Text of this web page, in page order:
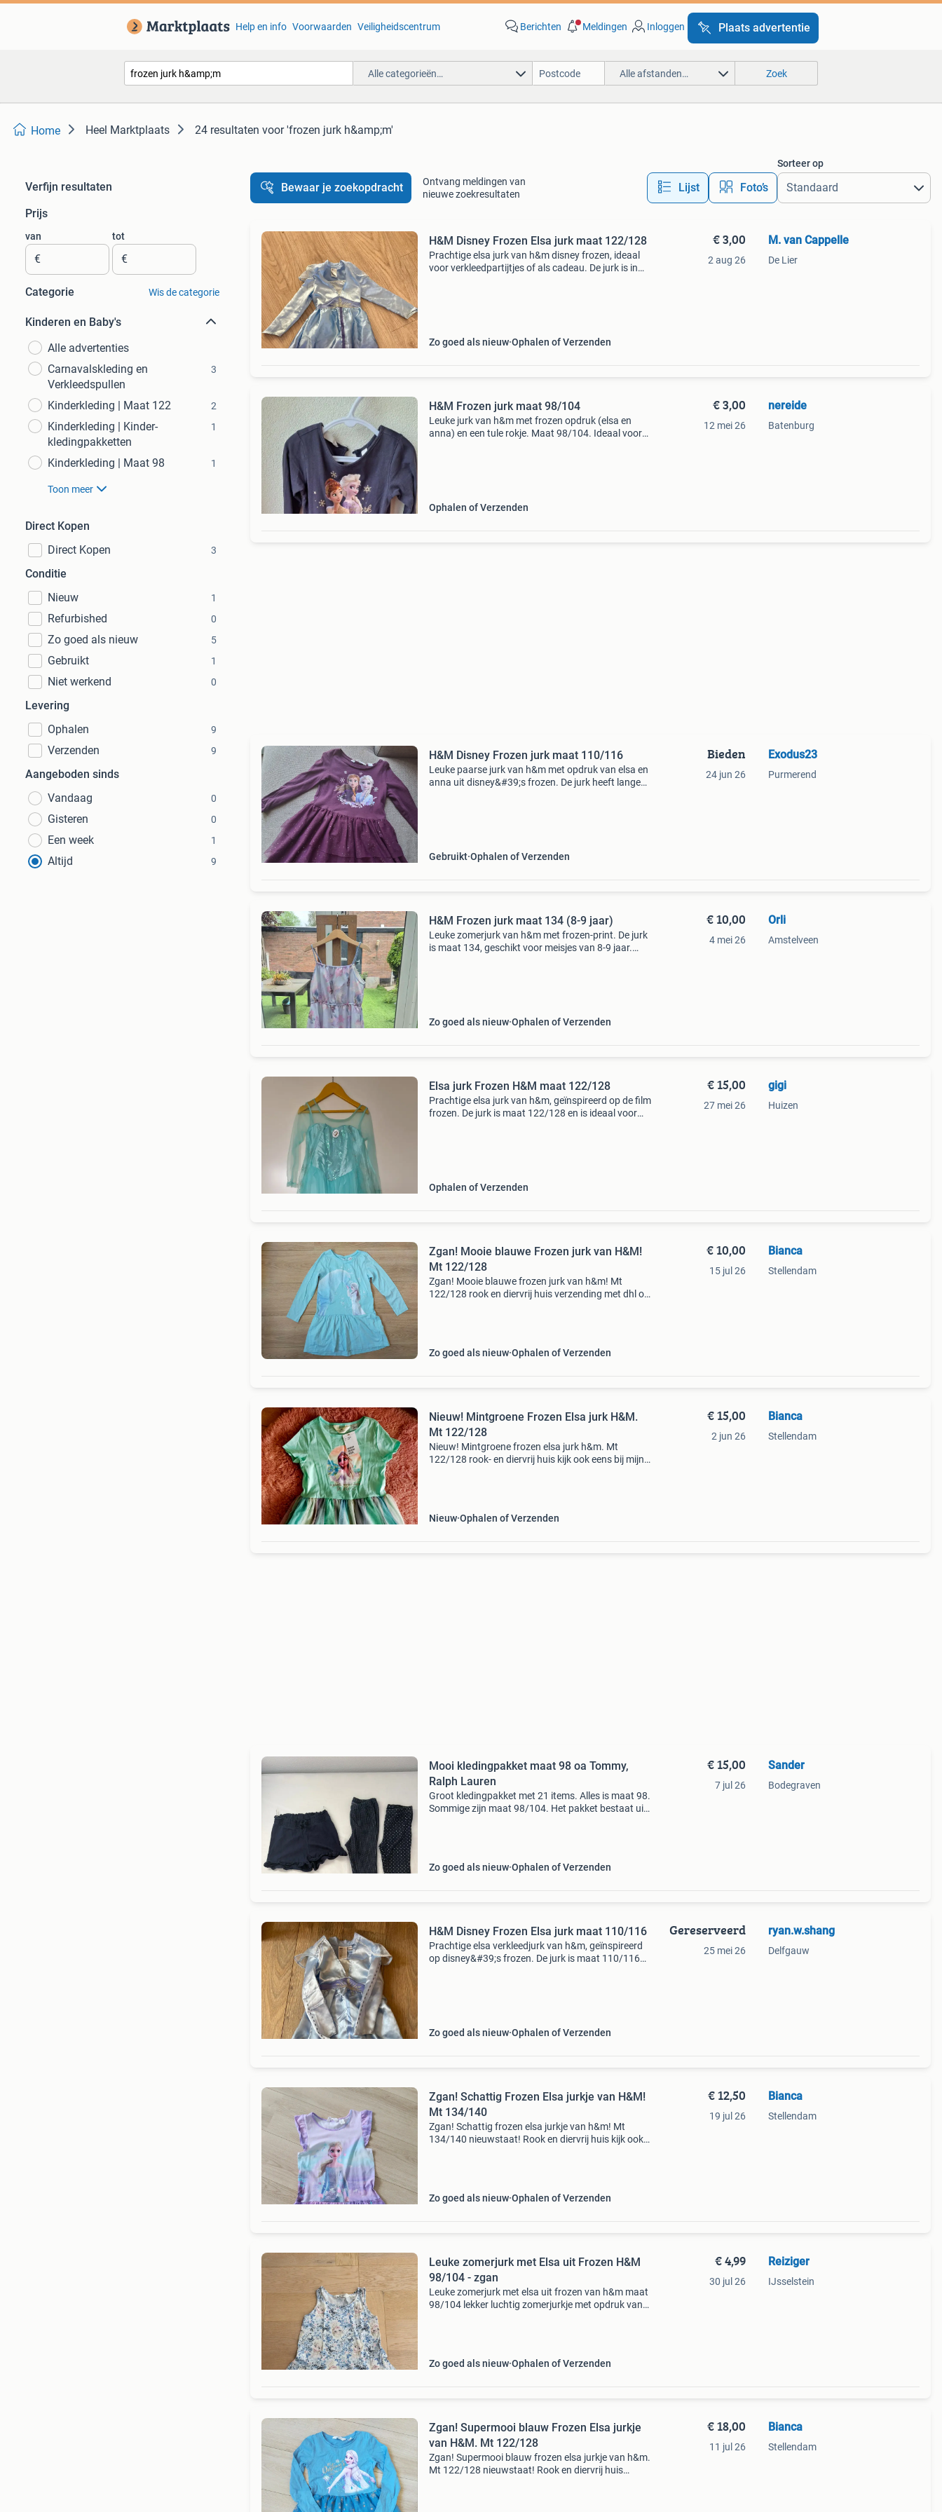
Help en info Voorwaarden Veiligheidscentrum Berichten Meldingen Inloggen Plaats advertentie
Alle categorieën… Alle afstanden… Zoek
Home Heel Marktplaats 24 resultaten voor 'frozen jurk h&amp;m'
Verfijn resultaten
Prijs
van
€
tot
€
Categorie Wis de categorie
Kinderen en Baby's
Alle advertenties
Carnavalskleding en
Verkleedspullen
3
Kinderkleding | Maat 122 2
Kinderkleding | Kinder-
kledingpakketten
1
Kinderkleding | Maat 98 1
Toon meer
Direct Kopen
Direct Kopen
3
Conditie
Nieuw
1
Refurbished 0
Zo goed als nieuw 5
Gebruikt 1
Niet werkend 0
Levering
Ophalen
9
Verzenden 9
Aangeboden sinds
Vandaag
0
Gisteren 0
Een week 1
Altijd 9
Bewaar je zoekopdracht
Ontvang meldingen van
nieuwe zoekresultaten
Lijst Foto’s
Sorteer op
H&M Disney Frozen Elsa jurk maat 122/128
Prachtige elsa jurk van h&m disney frozen, ideaal
voor verkleedpartijtjes of als cadeau. De jurk is in
Zo goed als nieuw Ophalen of Verzenden
€ 3,00
2 aug 26
M. van Cappelle
De Lier
H&M Frozen jurk maat 98/104
Leuke jurk van h&m met frozen opdruk (elsa en
anna) en een tule rokje. Maat 98/104. Ideaal voor
Ophalen of Verzenden
€ 3,00
12 mei 26
nereide
Batenburg
H&M Disney Frozen jurk maat 110/116
Leuke paarse jurk van h&m met opdruk van elsa en
anna uit disney&#39;s frozen. De jurk heeft lange
Gebruikt Ophalen of Verzenden
Bieden
24 jun 26
Exodus23
Purmerend
H&M Frozen jurk maat 134 (8-9 jaar)
Leuke zomerjurk van h&m met frozen-print. De jurk
is maat 134, geschikt voor meisjes van 8-9 jaar.
Zo goed als nieuw Ophalen of Verzenden
€ 10,00
4 mei 26
Orli
Amstelveen
Elsa jurk Frozen H&M maat 122/128
Prachtige elsa jurk van h&m, geïnspireerd op de film
frozen. De jurk is maat 122/128 en is ideaal voor
Ophalen of Verzenden
€ 15,00
27 mei 26
gigi
Huizen
Zgan! Mooie blauwe Frozen jurk van H&M!
Mt 122/128
Zgan! Mooie blauwe frozen jurk van h&m! Mt
122/128 rook en diervrij huis verzending met dhl of
Zo goed als nieuw Ophalen of Verzenden
€ 10,00
15 jul 26
Bianca
Stellendam
Nieuw! Mintgroene Frozen Elsa jurk H&M.
Mt 122/128
Nieuw! Mintgroene frozen elsa jurk h&m. Mt
122/128 rook- en diervrij huis kijk ook eens bij mijn
Nieuw Ophalen of Verzenden
€ 15,00
2 jun 26
Bianca
Stellendam
Mooi kledingpakket maat 98 oa Tommy,
Ralph Lauren
Groot kledingpakket met 21 items. Alles is maat 98.
Sommige zijn maat 98/104. Het pakket bestaat uit:
Zo goed als nieuw Ophalen of Verzenden
€ 15,00
7 jul 26
Sander
Bodegraven
H&M Disney Frozen Elsa jurk maat 110/116
Prachtige elsa verkleedjurk van h&m, geïnspireerd
op disney&#39;s frozen. De jurk is maat 110/116
Zo goed als nieuw Ophalen of Verzenden
Gereserveerd
25 mei 26
ryan.w.shang
Delfgauw
Zgan! Schattig Frozen Elsa jurkje van H&M!
Mt 134/140
Zgan! Schattig frozen elsa jurkje van h&m! Mt
134/140 nieuwstaat! Rook en diervrij huis kijk ook
Zo goed als nieuw Ophalen of Verzenden
€ 12,50
19 jul 26
Bianca
Stellendam
Leuke zomerjurk met Elsa uit Frozen H&M
98/104 - zgan
Leuke zomerjurk met elsa uit frozen van h&m maat
98/104 lekker luchtig zomerjurkje met opdruk van
Zo goed als nieuw Ophalen of Verzenden
€ 4,99
30 jul 26
Reiziger
IJsselstein
Zgan! Supermooi blauw Frozen Elsa jurkje
van H&M. Mt 122/128
Zgan! Supermooi blauw frozen elsa jurkje van h&m.
Mt 122/128 nieuwstaat! Rook en diervrij huis
€ 18,00
11 jul 26
Bianca
Stellendam